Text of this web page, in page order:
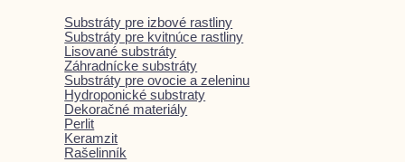
Substráty pre izbové rastliny
Substráty pre kvitnúce rastliny
Lisované substráty
Záhradnícke substráty
Substráty pre ovocie a zeleninu
Hydroponické substraty
Dekoračné materiály
Perlit
Keramzit
Rašelinník